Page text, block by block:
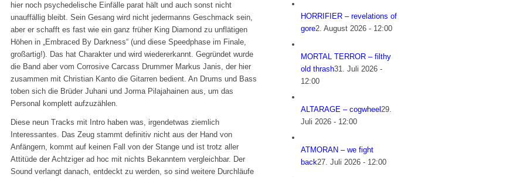
hier noch psychedelische Einfälle parat hält und auch sonst nicht
unauffällig bleibt. Sein Gesang wird nicht jedermanns Geschmack sein,
aber er schafft es fast wie ein ganz früher King Diamond zu unflätigen
Höhen in „Embraced By Darkness“ (und diese Speedphase im Finale,
großartig!). Das hat Charakter und wird wiedererkannt. Gegründet wurde
die Band aber vom Corrosive Carcass Drummer Markus Janis, der hier
zusammen mit Christian Kanto die Gitarren bedient. An Drums und Bass
toben sich die Brüder Juhani und Jorma Pilajahainen aus, um das
Personal komplett aufzuzählen.
Diese neun Tracks mit Intro haben was, irgendetwas ziemlich
Interessantes. Das Zeug stammt definitiv nicht aus der Hand von
Anfängern, kommt auf keinen Fall von der Stange und ist trotz aller
Attitüde der Achtziger ad hoc mit nichts Bekanntem vergleichbar. Der
Sound verlangt danach, entdeckt zu werden, so sind weitere Durchläufe
HORRIFIER – revelations of
gore2. August 2026 - 12:00
MORTAL TERROR – filthy
old thrash31. Juli 2026 -
12:00
ALTARAGE – cogwheel29.
Juli 2026 - 12:00
ATMORAN – we fight
back27. Juli 2026 - 12:00